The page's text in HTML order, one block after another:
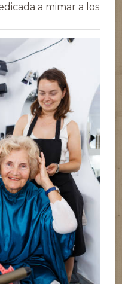
a mimar a los